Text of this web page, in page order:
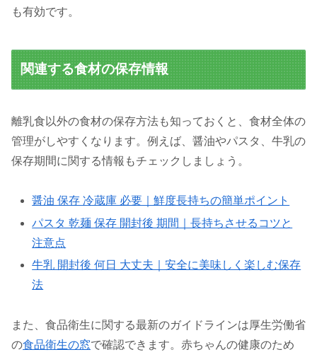
も有効です。
関連する食材の保存情報
離乳食以外の食材の保存方法も知っておくと、食材全体の
管理がしやすくなります。例えば、醤油やパスタ、牛乳の
保存期間に関する情報もチェックしましょう。
醤油 保存 冷蔵庫 必要｜鮮度長持ちの簡単ポイント
パスタ 乾麺 保存 開封後 期間｜長持ちさせるコツと
注意点
牛乳 開封後 何日 大丈夫｜安全に美味しく楽しむ保存
法
また、食品衛生に関する最新のガイドラインは厚生労働省
の食品衛生の窓で確認できます。赤ちゃんの健康のため